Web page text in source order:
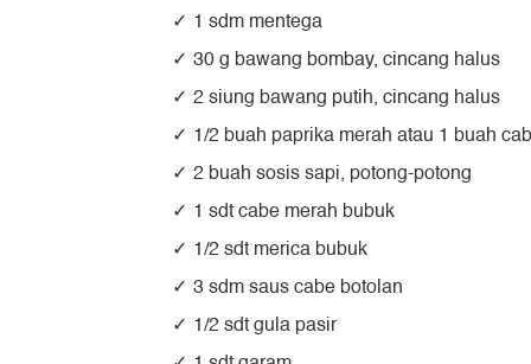
1 sdm mentega
30 g bawang bombay, cincang halus
2 siung bawang putih, cincang halus
1/2 buah paprika merah atau 1 buah
2 buah sosis sapi, potong-potong
1 sdt cabe merah bubuk
1/2 sdt merica bubuk
3 sdm saus cabe botolan
1/2 sdt gula pasir